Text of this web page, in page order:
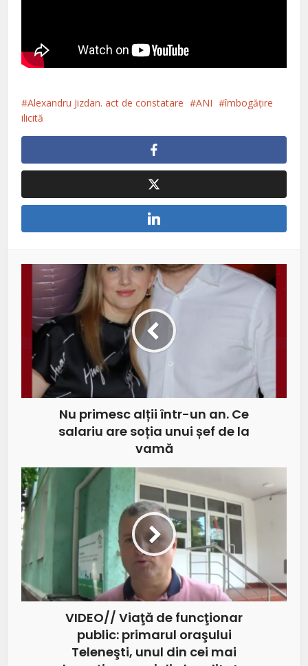
Alexandru Jizdan. act de constatare ANI
îmbogăţire
ilicită
Nu primesc alții într-un an. Ce
salariu are soția unui șef de la
vamă
VIDEO// Viaţă de funcţionar
public: primarul oraşului
Teleneşti, unul din cei mai